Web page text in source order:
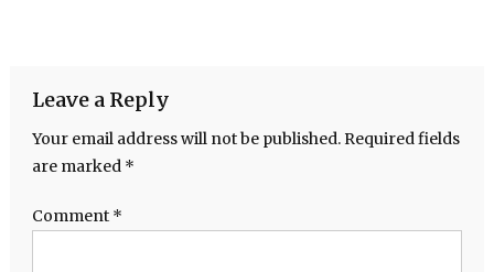
Leave a Reply
Your email address will not be published. Required fields
are marked *
Comment *